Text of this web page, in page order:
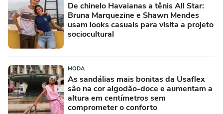
De chinelo Havaianas a tênis All Star:
Bruna Marquezine e Shawn Mendes
usam looks casuais para visita a projeto
sociocultural
MODA
As sandálias mais bonitas da Usaflex
são na cor algodão-doce e aumentam a
altura em centímetros sem
comprometer o conforto